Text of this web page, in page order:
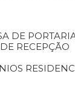
DE
RECEPÇÃO